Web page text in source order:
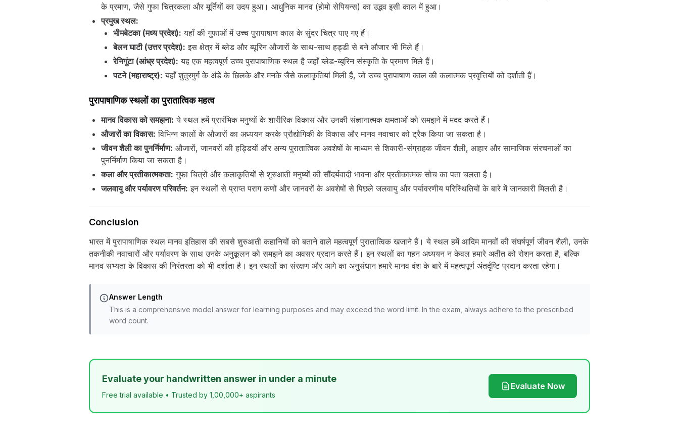
के प्रमाण, जैसे गुफा चित्रकला और मूर्तियों का उदय हुआ। आधुनिक मानव (होमो सेपियन्स) का उद्भव इसी काल में हुआ।
प्रमुख स्थल:
भीमबेटका (मध्य प्रदेश): यहाँ की गुफाओं में उच्च पुरापाषाण काल के सुंदर चित्र पाए गए हैं।
बेलन घाटी (उत्तर प्रदेश): इस क्षेत्र में ब्लेड और ब्यूरिन औजारों के साथ-साथ हड्डी से बने औजार भी मिले हैं।
रेनिगुंटा (आंध्र प्रदेश): यह एक महत्वपूर्ण उच्च पुरापाषाणिक स्थल है जहाँ ब्लेड-ब्यूरिन संस्कृति के प्रमाण मिले हैं।
पटने (महाराष्ट्र): यहाँ शुतुरमुर्ग के अंडे के छिलके और मनके जैसे कलाकृतियां मिली हैं, जो उच्च पुरापाषाण काल की कलात्मक प्रवृत्तियों को दर्शाती हैं।
पुरापाषाणिक स्थलों का पुरातात्विक महत्व
मानव विकास को समझना: ये स्थल हमें प्रारंभिक मनुष्यों के शारीरिक विकास और उनकी संज्ञानात्मक क्षमताओं को समझने में मदद करते हैं।
औजारों का विकास: विभिन्न कालों के औजारों का अध्ययन करके प्रौद्योगिकी के विकास और मानव नवाचार को ट्रैक किया जा सकता है।
जीवन शैली का पुनर्निर्माण: औजारों, जानवरों की हड्डियों और अन्य पुरातात्विक अवशेषों के माध्यम से शिकारी-संग्राहक जीवन शैली, आहार और सामाजिक संरचनाओं का
पुनर्निर्माण किया जा सकता है।
कला और प्रतीकात्मकता: गुफा चित्रों और कलाकृतियों से शुरुआती मनुष्यों की सौंदर्यवादी भावना और प्रतीकात्मक सोच का पता चलता है।
जलवायु और पर्यावरण परिवर्तन: इन स्थलों से प्राप्त पराग कणों और जानवरों के अवशेषों से पिछले जलवायु और पर्यावरणीय परिस्थितियों के बारे में जानकारी मिलती है।
Conclusion
भारत में पुरापाषाणिक स्थल मानव इतिहास की सबसे शुरुआती कहानियों को बताने वाले महत्वपूर्ण पुरातात्विक खजाने हैं। ये स्थल हमें आदिम मानवों की संघर्षपूर्ण जीवन शैली, उनके
तकनीकी नवाचारों और पर्यावरण के साथ उनके अनुकूलन को समझने का अवसर प्रदान करते हैं। इन स्थलों का गहन अध्ययन न केवल हमारे अतीत को रोशन करता है, बल्कि
मानव सभ्यता के विकास की निरंतरता को भी दर्शाता है। इन स्थलों का संरक्षण और आगे का अनुसंधान हमारे मानव वंश के बारे में महत्वपूर्ण अंतर्दृष्टि प्रदान करता रहेगा।
Answer Length
This is a comprehensive model answer for learning purposes and may exceed the word limit. In the exam, always adhere to the prescribed
word count.
Evaluate your handwritten answer in under a minute
Free trial available • Trusted by 1,00,000+ aspirants
Evaluate Now